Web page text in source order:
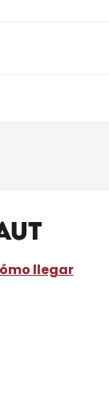
llegar